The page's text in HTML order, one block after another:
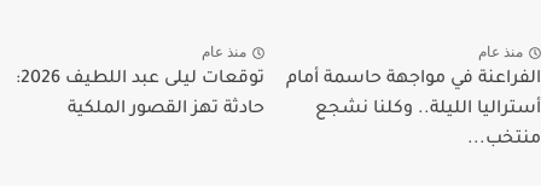
منذ عام
الفراعنة في مواجهة حاسمة أمام
أستراليا الليلة.. وكلنا نشجع
منتخب...
منذ عام
توقعات ليلى عبد اللطيف 2026:
حادثة تهز القصور الملكية